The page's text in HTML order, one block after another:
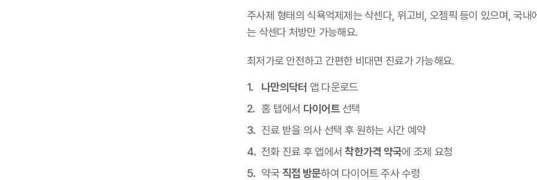
주사제 형태의 식욕억제제는 삭센다, 위고비, 오젬픽 등이 있으며,국내
는 삭센다 처방만 가능해요.
최저가로 안전하고 간편한 비대면 진료가 가능해요.
나만의닥터 앱 다운로드
홈 탭에서 다이어트선택
진료 받을 의사 선택 후 원하는 시간 예약
전화 진료 후 앱에서착한가격 약국에 조제 요청
약국 직접 방문하여 다이어트 주사 수령